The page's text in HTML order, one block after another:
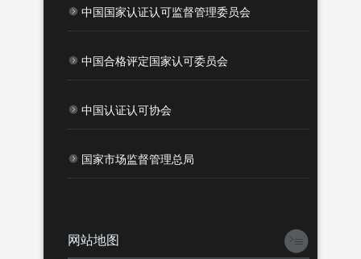
中国国家认证认可监督管理委员会
中国合格评定国家认可委员会
中国认证认可协会
国家市场监督管理总局
网站地图